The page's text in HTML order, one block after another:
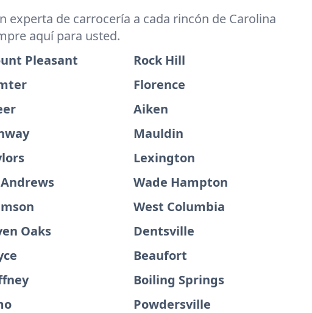
experta de carrocería a cada rincón de Carolina
aquí para usted.
Pleasant
Rock Hill
Florence
Aiken
Mauldin
Lexington
Wade Hampton
West Columbia
Oaks
Dentsville
Beaufort
Boiling Springs
Powdersville